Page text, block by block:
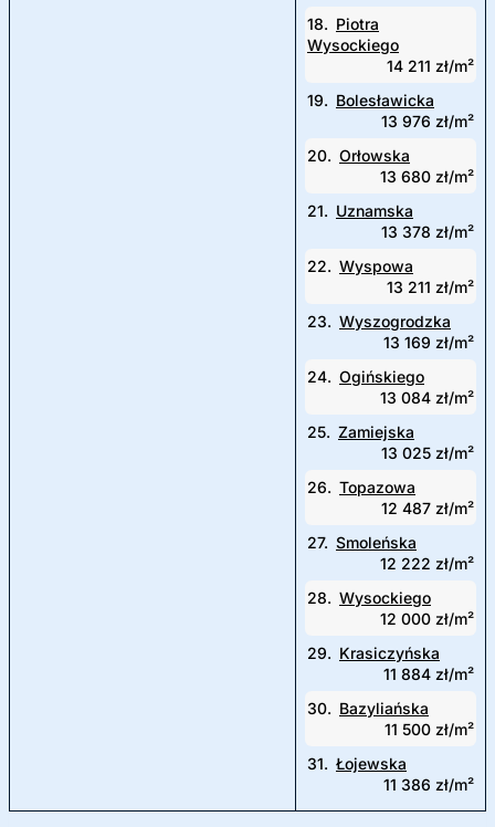
18. Piotra
Wysockiego
14 211 zł/m²
19. Bolesławicka
13 976 zł/m²
20. Orłowska
13 680 zł/m²
21. Uznamska
13 378 zł/m²
22. Wyspowa
13 211 zł/m²
23. Wyszogrodzka
13 169 zł/m²
24. Ogińskiego
13 084 zł/m²
25. Zamiejska
13 025 zł/m²
26. Topazowa
12 487 zł/m²
27. Smoleńska
12 222 zł/m²
28. Wysockiego
12 000 zł/m²
29. Krasiczyńska
11 884 zł/m²
30. Bazyliańska
11 500 zł/m²
31. Łojewska
11 386 zł/m²